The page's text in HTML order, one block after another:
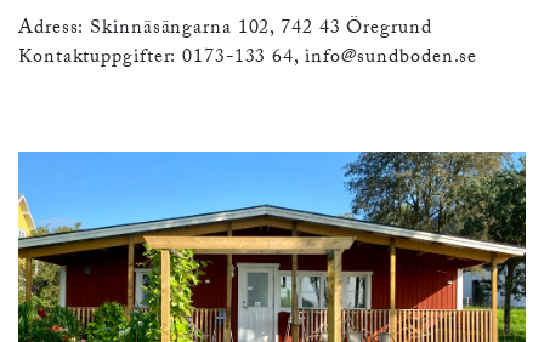
Adress: Skinnäsängarna 102, 742 43 Öregrund
Kontaktuppgifter: 0173-133 64,info@sundboden.se